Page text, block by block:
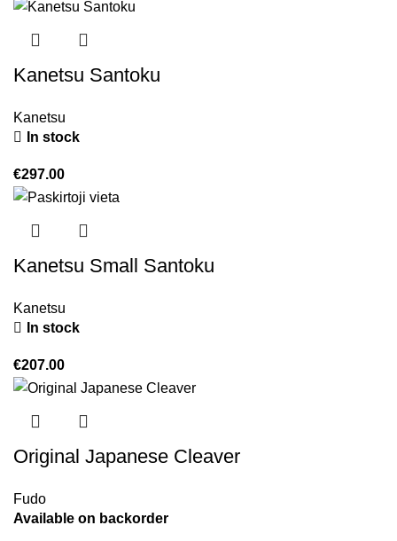
Kanetsu Santoku
Kanetsu
In stock
€297.00
Kanetsu Small Santoku
Kanetsu
In stock
€207.00
Original Japanese Cleaver
Fudo
Available on backorder